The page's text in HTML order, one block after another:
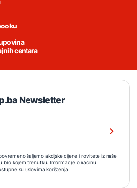
centara
Newsletter
šaljemo akcijske cijene i novitete iz naše
bilo kojem trenutku. Informacije o načinu
su uslovima korištenja.